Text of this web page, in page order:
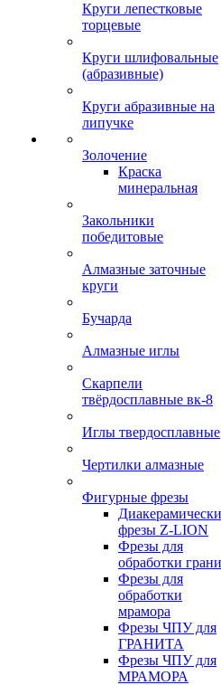
Круги лепестковые
торцевые
Круги шлифовальные
(абразивные)
Круги абразивные на
липучке
Золочение
Краска
минеральная
Закольники
победитовые
Алмазные заточные
круги
Бучарда
Алмазные иглы
Скарпели
твёрдосплавные вк-8
Иглы твердосплавные
Чертилки алмазные
Фигурные фрезы
фрезы Z-LION
Фрезы для
обработки
Фрезы для
обработки
мрамора
Фрезы ЧПУ для
ГРАНИТА
Фрезы ЧПУ для
МРАМОРА